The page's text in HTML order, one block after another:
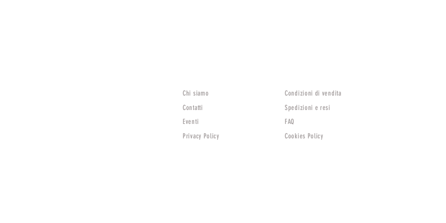
Chi siamo
Contatti
Eventi
Privacy Policy
Condizioni di vendita
Spedizioni e resi
FAQ
Cookies Policy